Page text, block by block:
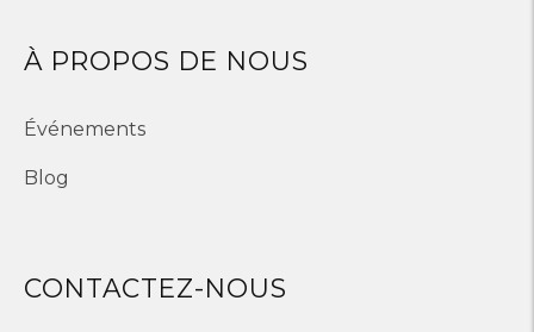
À PROPOS DE NOUS
Événements
Blog
CONTACTEZ-NOUS